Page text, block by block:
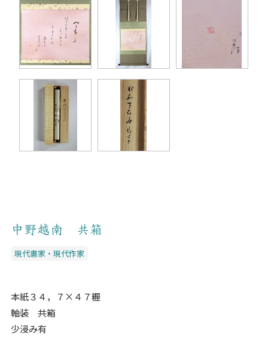
中野越南 共箱
現代書家・現代作家
本紙３４，７×４７糎
軸装 共箱
少浸み有